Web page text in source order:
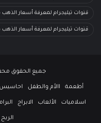
قنوات تيليجرام لمعرفة أسعار الذهب
قنوات تيليجرام لمعرفة أسعار
جميع الحقوق محفوظة 2023 |
أطعمة االأم والطفل احاسيس
اسلاميات الألعاب الابراج